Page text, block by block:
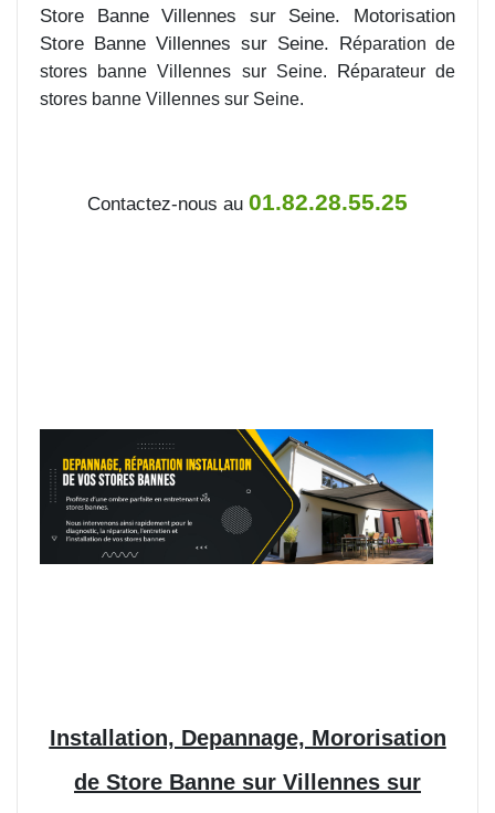
Store Banne Villennes sur Seine. Motorisation
Store Banne Villennes sur Seine. Réparation de
stores banne Villennes sur Seine. Réparateur de
stores banne Villennes sur Seine.
Contactez-nous au 01.82.28.55.25
Installation, Depannage, Mororisation
de Store Banne sur Villennes sur